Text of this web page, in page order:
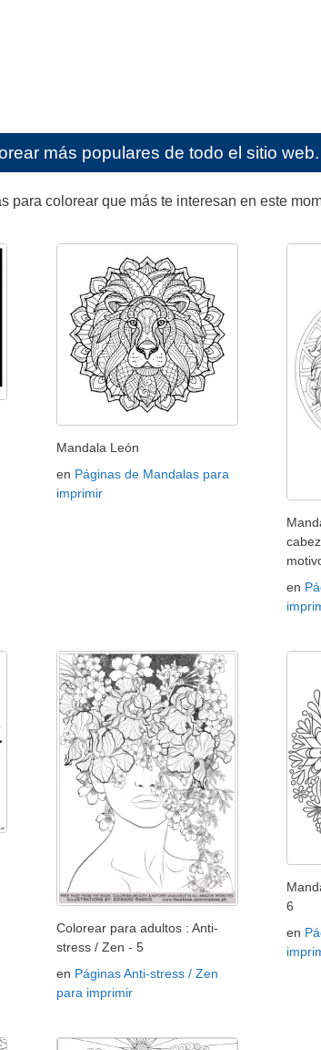
más populares de todo el sitio web.
para colorear que más te interesan en este
Mandala León
en Páginas de Mandalas para
imprimir
en
Colorear para adultos : Anti-
stress / Zen - 5
en Páginas Anti-stress / Zen
para imprimir
6
en